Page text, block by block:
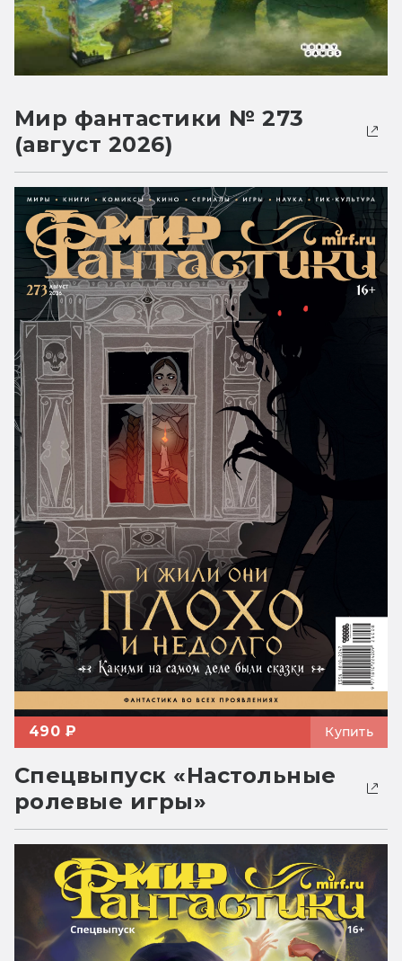
Мир фантастики № 273
(август 2026)
490 ₽ Купить
Спецвыпуск «Настольные
ролевые игры»